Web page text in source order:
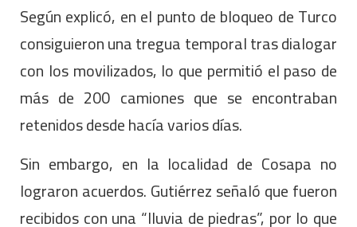
Según explicó, en el punto de bloqueo de Turco
consiguieron una tregua temporal tras dialogar
con los movilizados, lo que permitió el paso de
más de 200 camiones que se encontraban
retenidos desde hacía varios días.
Sin embargo, en la localidad de Cosapa no
lograron acuerdos. Gutiérrez señaló que fueron
recibidos con una “lluvia de piedras”, por lo que